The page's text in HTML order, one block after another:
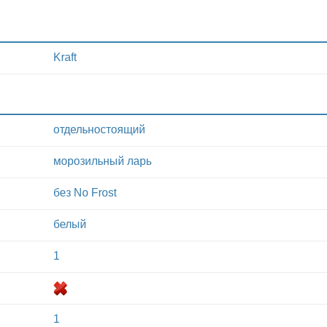
Kraft
отдельностоящий
морозильный ларь
без No Frost
белый
1
1